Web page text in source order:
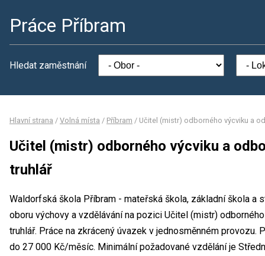
Práce Příbram
Hledat zaměstnání
Hlavní strana / Volná místa / Příbram / Učitel (mistr) odborného výcviku a
Učitel (mistr) odborného výcviku a
truhlář
Waldorfská škola Příbram - mateřská škola, základní škola a
oboru výchovy a vzdělávání na pozici Učitel (mistr)
truhlář. Práce na zkrácený úvazek v jednosměnném provozu.
do 27 000 Kč/měsíc. Minimální požadované vzdělání je